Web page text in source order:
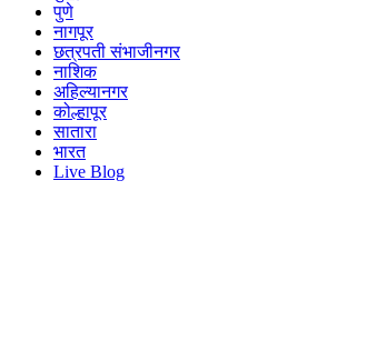
पुणे
नागपूर
छत्रपती संभाजीनगर
नाशिक
अहिल्यानगर
कोल्हापूर
सातारा
भारत
Live Blog